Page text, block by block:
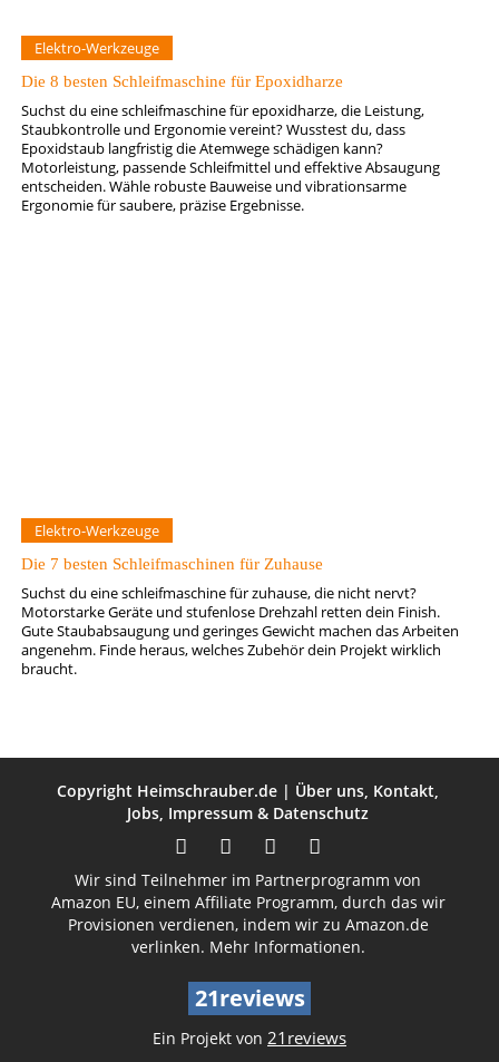
Elektro-Werkzeuge
Die 8 besten Schleifmaschine für Epoxidharze
Suchst du eine schleifmaschine für epoxidharze, die Leistung,
Staubkontrolle und Ergonomie vereint? Wusstest du, dass
Epoxidstaub langfristig die Atemwege schädigen kann?
Motorleistung, passende Schleifmittel und effektive Absaugung
entscheiden. Wähle robuste Bauweise und vibrationsarme
Ergonomie für saubere, präzise Ergebnisse.
Elektro-Werkzeuge
Die 7 besten Schleifmaschinen für Zuhause
Suchst du eine schleifmaschine für zuhause, die nicht nervt?
Motorstarke Geräte und stufenlose Drehzahl retten dein Finish.
Gute Staubabsaugung und geringes Gewicht machen das Arbeiten
angenehm. Finde heraus, welches Zubehör dein Projekt wirklich
braucht.
Copyright Heimschrauber.de | Über uns, Kontakt,
Jobs, Impressum & Datenschutz
Wir sind Teilnehmer im Partnerprogramm von
Amazon EU, einem Affiliate Programm, durch das wir
Provisionen verdienen, indem wir zu Amazon.de
verlinken. Mehr Informationen.
21reviews
Ein Projekt von 21reviews